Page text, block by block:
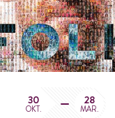
30
OKT.
28
MAR.